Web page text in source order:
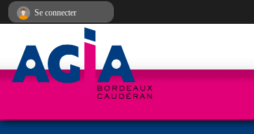
Se connecter
Panneau de gestion des cookies